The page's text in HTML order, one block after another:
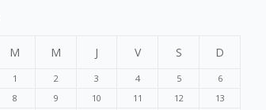
M M J V S D
1 2 3 4 5
6
8 9 10 11 12
13